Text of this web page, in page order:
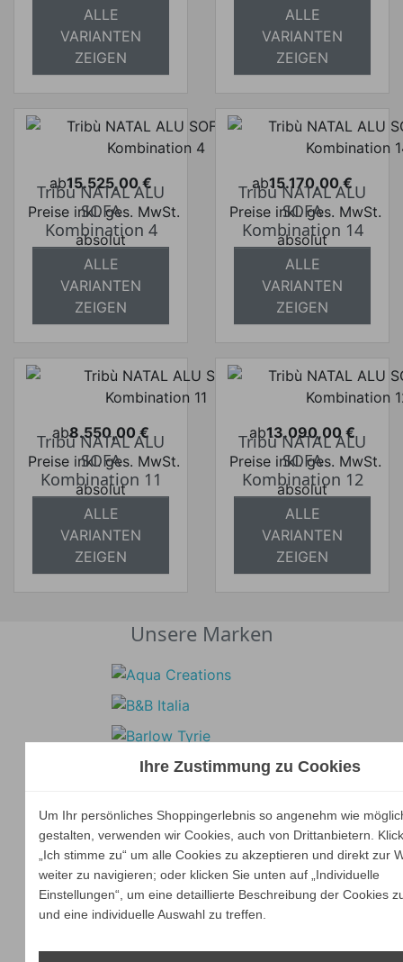
versandkostenfrei
ALLE
VARIANTEN
ZEIGEN
versandkostenfrei
ALLE
VARIANTEN
ZEIGEN
ab
Preis
15.525,00 €
Preise inkl. ges. MwSt.
absolut
versandkostenfrei
Tribù NATAL ALU
SOFA
Kombination 4
ALLE
VARIANTEN
ZEIGEN
ab
Preis
15.170,00 €
Preise inkl. ges. MwSt.
absolut
versandkostenfrei
Tribù NATAL ALU
SOFA
Kombination 14
ALLE
VARIANTEN
ZEIGEN
ab
Preis
8.550,00 €
Preise inkl. ges. MwSt.
absolut
versandkostenfrei
Tribù NATAL ALU
SOFA
Kombination 11
ALLE
VARIANTEN
ZEIGEN
ab
Preis
13.090,00 €
Preise inkl. ges. MwSt.
absolut
versandkostenfrei
Tribù NATAL ALU
SOFA
Kombination 12
ALLE
VARIANTEN
ZEIGEN
Unsere Marken
Ihre Zustimmung zu Cookies
Um Ihr persönliches Shoppingerlebnis so angenehm wie
gestalten, verwenden wir Cookies, auch von Drittanbietern.
„Ich stimme zu“ um alle Cookies zu akzeptieren und direkt zur
weiter zu navigieren; oder klicken Sie unten auf „Individuelle
Einstellungen“, um eine detaillierte Beschreibung der Cookies
und eine individuelle Auswahl zu treffen.